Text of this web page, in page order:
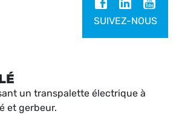
SUIVEZ-NOUS
un transpalette électrique à
et gerbeur.